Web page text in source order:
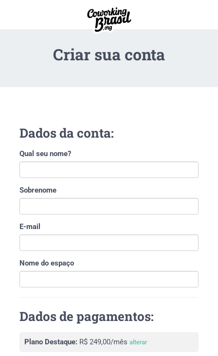
Criar sua conta
Dados da conta:
Qual seu nome?
Sobrenome
E-mail
Nome do espaço
Dados de pagamentos:
Plano Destaque: R$ 249,00/mês alterar